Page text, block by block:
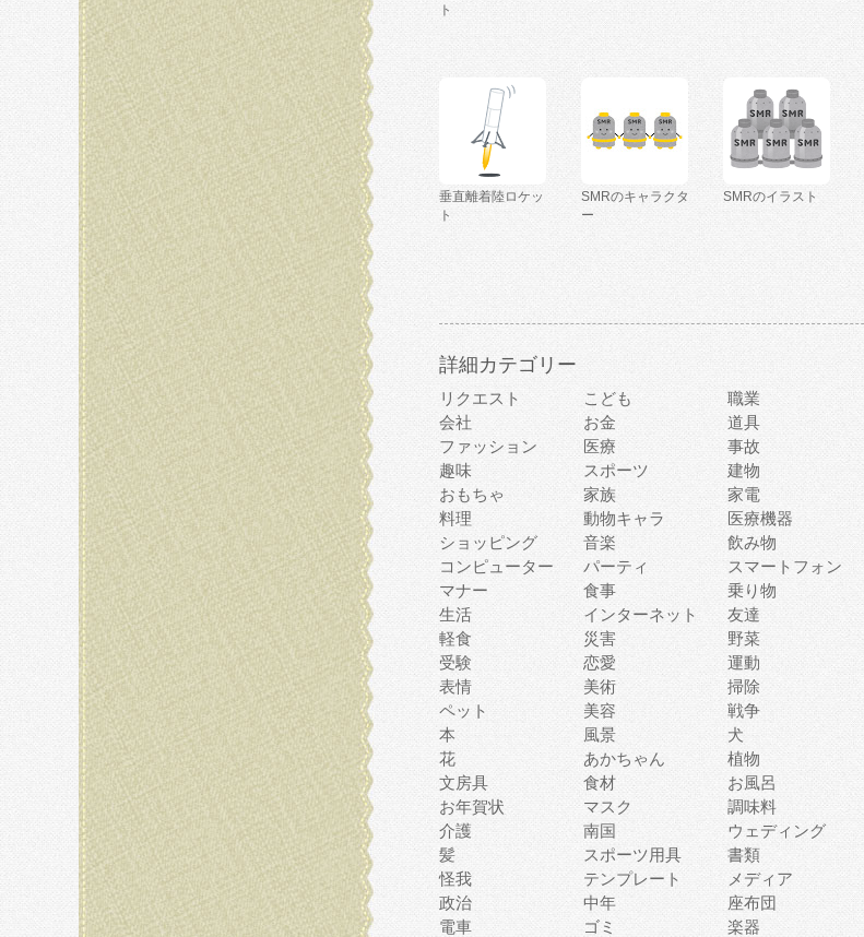
ト
垂直離着陸ロケッ
ト
SMRのキャラクタ
ー
SMRのイラスト
詳細カテゴリー
リクエスト こども 職業
会社
お金 道具
ファッション
医療 事故
趣味
スポーツ 建物
おもちゃ
家族 家電
料理
動物キャラ 医療機器
ショッピング
音楽 飲み物
コンピューター
パーティ スマートフォン
マナー
食事 乗り物
生活
インターネット 友達
軽食
災害 野菜
受験
恋愛 運動
表情
美術 掃除
ペット
美容 戦争
本
風景 犬
花
あかちゃん 植物
文房具
食材 お風呂
お年賀状
マスク 調味料
介護
南国 ウェディング
髪
スポーツ用具 書類
怪我
テンプレート メディア
政治
中年 座布団
電車
ゴミ 楽器